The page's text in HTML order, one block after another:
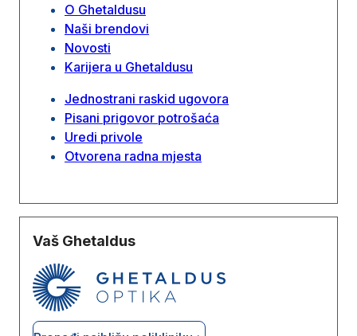
O Ghetaldusu
Naši brendovi
Novosti
Karijera u Ghetaldusu
Jednostrani raskid ugovora
Pisani prigovor potrošaća
Uredi privole
Otvorena radna mjesta
Vaš Ghetaldus